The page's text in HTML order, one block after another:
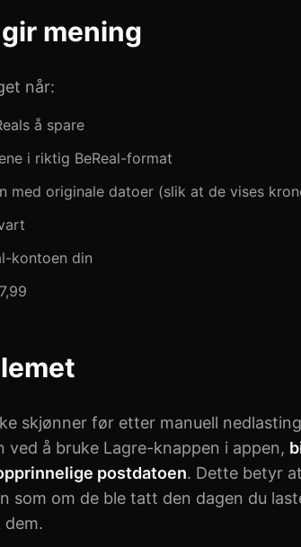
mening
når:
å spare
i riktig BeReal-format
med originale datoer (slik at de vises
kontoen din
skjønner før etter manuell
ved å bruke Lagre-knappen i appen,
postdatoen. Dette betyr
som om de ble tatt den dagen du
dem.